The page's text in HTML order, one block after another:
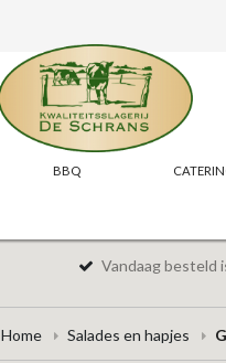
BBQ
Vandaag besteld
Home Salades en hapjes